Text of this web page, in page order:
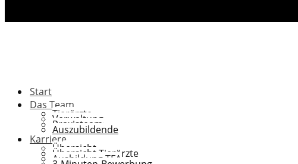
Start
Das Team
Tierärzte
Verwaltung
Praxisteam
Auszubildende
Karriere
Übersicht
Übersicht Tierärzte
Ausbildung TFA